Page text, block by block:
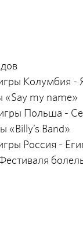
Колумбия -
«Say my name»
Польша -
«Billy’s Band»
Россия -